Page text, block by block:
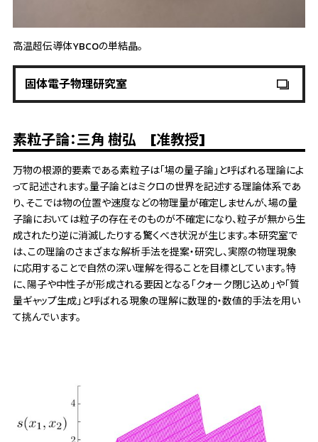
高温超伝導体YBCOの単結晶。
固体電子物理研究室
素粒子論：三角 樹弘 [准教授]
万物の根源的要素である素粒子は「場の量子論」と呼ばれる理論によ
って記述されます。量子論とはミクロの世界を記述する理論体系であ
り、そこでは物の位置や速度などの物理量が確定しませんが、場の量
子論においては粒子の存在そのものが不確定になり、粒子が無から生
成されたり逆に消滅したりする驚くべき状況が生じます。本研究室で
は、この理論のさまざまな解析手法を提案・研究し、実際の物理現象
に応用することで自然の深い理解を得ることを目標としています。特
に、陽子や中性子が形成される要因となる「クォーク閉じ込め」や「質
量ギャップ生成」と呼ばれる現象の理解に数理的・数値的手法を用い
て挑んでいます。